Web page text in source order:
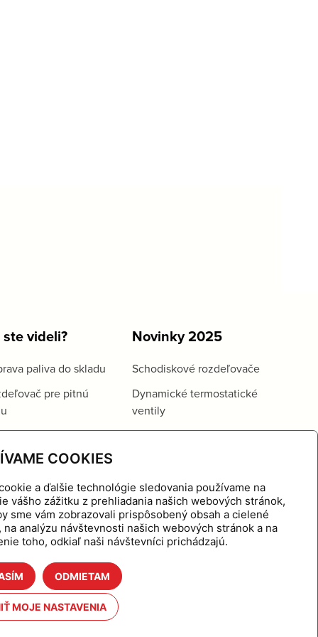
COOKIES
a ďalšie technológie sledovania používame na
vášho zážitku z prehliadania našich webových stránok,
sme vám zobrazovali prispôsobený obsah a cielené
na analýzu návštevnosti našich webových stránok a na
toho, odkiaľ naši návštevníci prichádzajú.
ODMIETAM
MOJE NASTAVENIA
videli?
paliva do skladu
pre pitnú
Novinky 2025
Schodiskové rozdeľovače
Dynamické termostatické
ventily
Referencie